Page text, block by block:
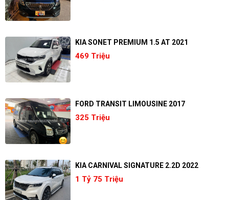
KIA SONET PREMIUM 1.5 AT 2021
469 Triệu
FORD TRANSIT LIMOUSINE 2017
325 Triệu
KIA CARNIVAL SIGNATURE 2.2D 2022
1 Tỷ 75 Triệu